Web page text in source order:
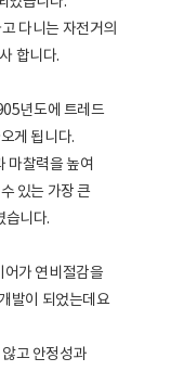
다니는 자전거의
합니다.
년도에 트레드
게 됩니다.
마찰력을 높여
있는 가장 큰
습니다.
가 연비절감을
발이 되었는데요
고 안정성과